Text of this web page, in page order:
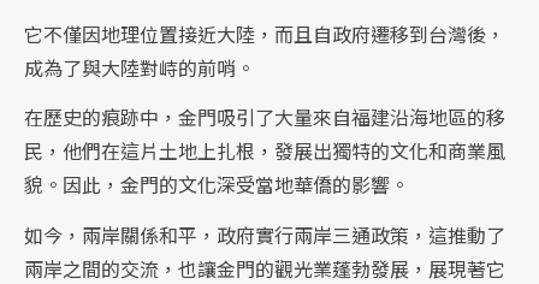
它不僅因地理位置接近大陸，而且自政府遷移到台灣後，
成為了與大陸對峙的前哨。
在歷史的痕跡中，金門吸引了大量來自福建沿海地區的移
民，他們在這片土地上扎根，發展出獨特的文化和商業風
貌。因此，金門的文化深受當地華僑的影響。
如今，兩岸關係和平，政府實行兩岸三通政策，這推動了
兩岸之間的交流，也讓金門的觀光業蓬勃發展，展現著它